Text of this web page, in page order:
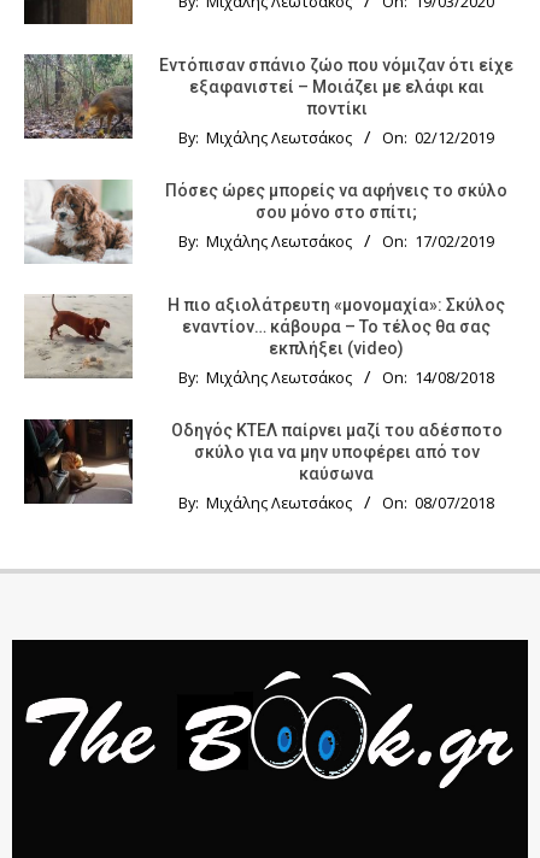
Εντόπισαν σπάνιο ζώο που νόμιζαν ότι είχε
εξαφανιστεί – Μοιάζει με ελάφι και
ποντίκι
By: Μιχάλης Λεωτσάκος On: 02/12/2019
Πόσες ώρες μπορείς να αφήνεις το σκύλο
σου μόνο στο σπίτι;
By: Μιχάλης Λεωτσάκος On: 17/02/2019
Η πιο αξιολάτρευτη «μονομαχία»: Σκύλος
εναντίον… κάβουρα – Το τέλος θα σας
εκπλήξει (video)
By: Μιχάλης Λεωτσάκος On: 14/08/2018
Οδηγός KTΕΛ παίρνει μαζί του αδέσποτο
σκύλο για να μην υποφέρει από τον
καύσωνα
By: Μιχάλης Λεωτσάκος On: 08/07/2018